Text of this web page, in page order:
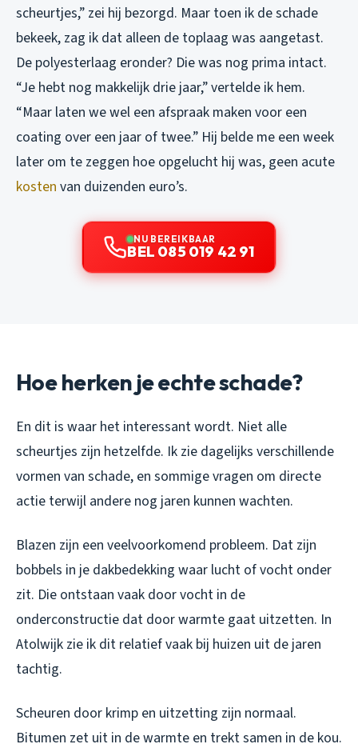
scheurtjes,” zei hij bezorgd. Maar toen ik de schade
bekeek, zag ik dat alleen de toplaag was aangetast.
De polyesterlaag eronder? Die was nog prima intact.
“Je hebt nog makkelijk drie jaar,” vertelde ik hem.
“Maar laten we wel een afspraak maken voor een
coating over een jaar of twee.” Hij belde me een week
later om te zeggen hoe opgelucht hij was, geen acute
kosten van duizenden euro’s.
NU BEREIKBAAR
BEL 085 019 42 91
Hoe herken je echte schade?
En dit is waar het interessant wordt. Niet alle
scheurtjes zijn hetzelfde. Ik zie dagelijks verschillende
vormen van schade, en sommige vragen om directe
actie terwijl andere nog jaren kunnen wachten.
Blazen zijn een veelvoorkomend probleem. Dat zijn
bobbels in je dakbedekking waar lucht of vocht onder
zit. Die ontstaan vaak door vocht in de
onderconstructie dat door warmte gaat uitzetten. In
Atolwijk zie ik dit relatief vaak bij huizen uit de jaren
tachtig.
Scheuren door krimp en uitzetting zijn normaal.
Bitumen zet uit in de warmte en trekt samen in de kou.